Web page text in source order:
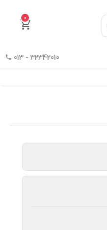
0
32342010 - 013